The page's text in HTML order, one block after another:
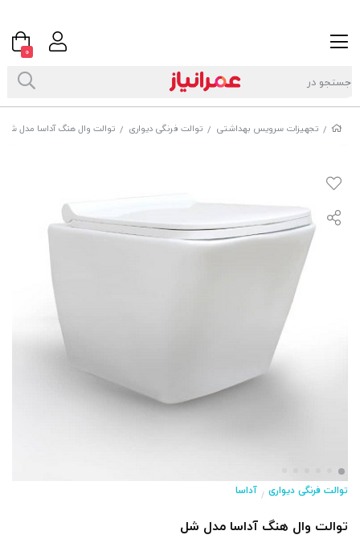
/ تجهیزات سرویس بهداشتی / توالت فرنگی دیواری / توالت وال هنگ آداسا مدل شل
توالت فرنگی دیواری / آداسا
توالت وال هنگ آداسا مدل شل
0